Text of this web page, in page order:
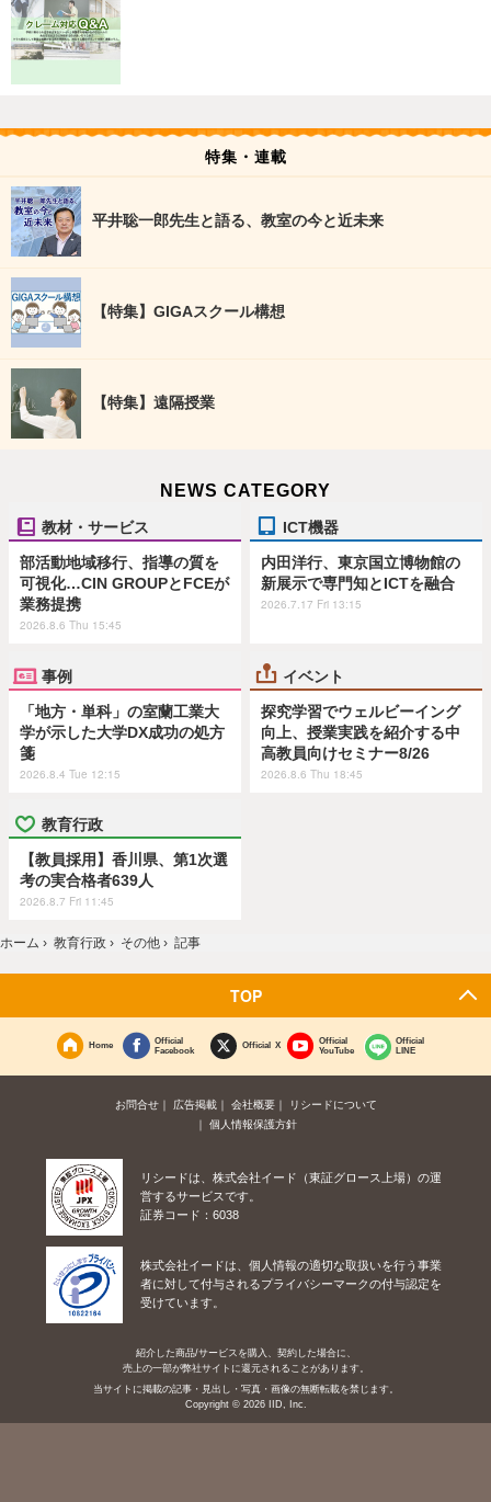
特集・連載
平井聡一郎先生と語る、教室の今と近未来
【特集】GIGAスクール構想
【特集】遠隔授業
NEWS CATEGORY
教材・サービス
部活動地域移行、指導の質を
可視化…CIN GROUPとFCEが
業務提携
2026.8.6 Thu 15:45
ICT機器
内田洋行、東京国立博物館の
新展示で専門知とICTを融合
2026.7.17 Fri 13:15
事例
「地方・単科」の室蘭工業大
学が示した大学DX成功の処方
箋
2026.8.4 Tue 12:15
イベント
探究学習でウェルビーイング
向上、授業実践を紹介する中
高教員向けセミナー8/26
2026.8.6 Thu 18:45
教育行政
【教員採用】香川県、第1次選
考の実合格者639人
2026.8.7 Fri 11:45
ホーム › 教育行政 › その他 › 記事
TOP
Home
Official
Facebook
Official X
Official
YouTube
Official
LINE
お問合せ 広告掲載 会社概要
リシードについて
個人情報保護方針
リシードは、株式会社イード（東証グロース上場）の運
営するサービスです。
証券コード：6038
株式会社イードは、個人情報の適切な取扱いを行う事業
者に対して付与されるプライバシーマークの付与認定を
受けています。
紹介した商品/サービスを購入、契約した場合に、
売上の一部が弊社サイトに還元されることがあります。
当サイトに掲載の記事・見出し・写真・画像の無断転載を禁じます。
Copyright © 2026 IID, Inc.